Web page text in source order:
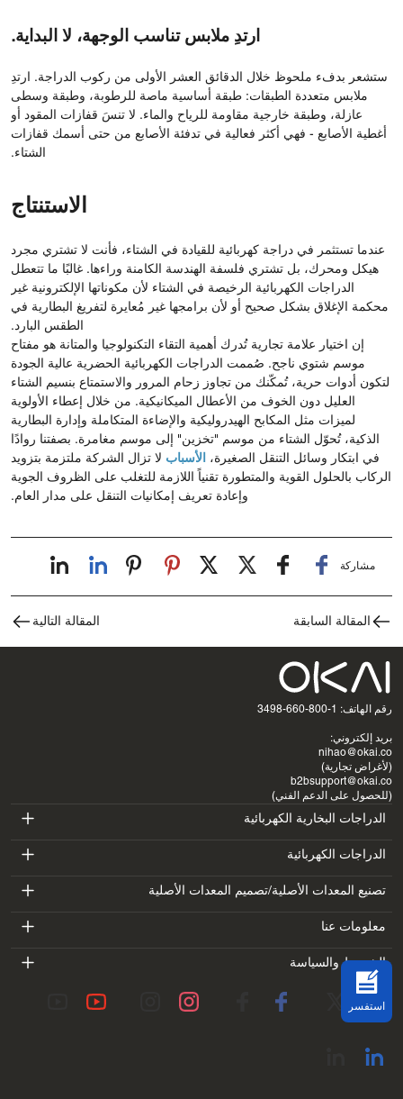
ارتدِ ملابس تناسب الوجهة، لا البداية.
ستشعر بدفء ملحوظ خلال الدقائق العشر الأولى من ركوب الدراجة. ارتدِ
ملابس متعددة الطبقات: طبقة أساسية ماصة للرطوبة، وطبقة وسطى
عازلة، وطبقة خارجية مقاومة للرياح والماء. لا تنسَ قفازات المقود أو
أغطية الأصابع - فهي أكثر فعالية في تدفئة الأصابع من حتى أسمك قفازات
الشتاء.
الاستنتاج
عندما تستثمر في دراجة كهربائية للقيادة في الشتاء، فأنت لا تشتري مجرد
هيكل ومحرك، بل تشتري فلسفة الهندسة الكامنة وراءها. غالبًا ما تتعطل
الدراجات الكهربائية الرخيصة في الشتاء لأن مكوناتها الإلكترونية غير
محكمة الإغلاق بشكل صحيح أو لأن برامجها غير مُعايرة لتفريغ البطارية في
الطقس البارد.
إن اختيار علامة تجارية تُدرك أهمية التقاء التكنولوجيا والمتانة هو مفتاح
موسم شتوي ناجح. صُممت الدراجات الكهربائية الحضرية عالية الجودة
لتكون أدوات حرية، تُمكّنك من تجاوز زحام المرور والاستمتاع بنسيم الشتاء
العليل دون الخوف من الأعطال الميكانيكية. من خلال إعطاء الأولوية
لميزات مثل المكابح الهيدروليكية والإضاءة المتكاملة وإدارة البطارية
الذكية، تُحوّل الشتاء من موسم "تخزين" إلى موسم مغامرة. بصفتنا روادًا
في ابتكار وسائل التنقل الصغيرة،
الأسباب لا تزال الشركة ملتزمة بتزويد
الركاب بالحلول القوية والمتطورة تقنياً اللازمة للتغلب على الظروف الجوية
وإعادة تعريف إمكانيات التنقل على مدار العام.
مشاركة
المقالة السابقة المقالة التالية
رقم الهاتف: 1-800-660-3498
بريد إلكتروني:
nihao@okai.co
(لأغراض تجارية)
b2bsupport@okai.co
(للحصول على الدعم الفني)
الدراجات البخارية الكهربائية
ES400A
ES410
ES600P
ES700
الدراجات الكهربائية
EB100B
EB300
EB100B V3
تصنيع المعدات الأصلية/تصميم المعدات الأصلية
SV3
DK1
SS4
معلومات عنا
مقدمة
معمل
الشروط والسياسة
استفسر